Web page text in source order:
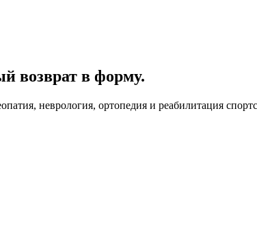
возврат в форму.
неврология, ортопедия и реабилитация